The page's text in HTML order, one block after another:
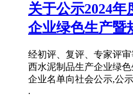
关于公示2024
企业绿色生产暨
经初评、复评、专家评
西水泥制品生产企业绿
企业名单向社会公示,公
.